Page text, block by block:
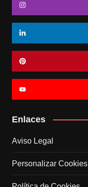
Enlaces
Aviso Legal
Personalizar Cookies